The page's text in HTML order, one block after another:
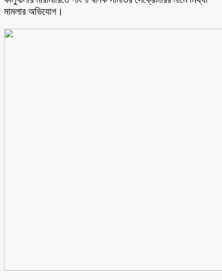
মামলার অভিযোগ।